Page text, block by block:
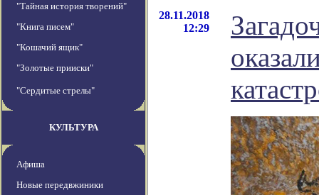
"Тайная история творений"
"Книга писем"
"Кошачий ящик"
"Золотые прииски"
"Сердитые стрелы"
КУЛЬТУРА
Афиша
Новые передвжиники
28.11.2018
12:29